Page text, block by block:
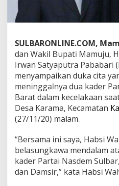
D
u
k
C
i
t
a
M
e
n
d
a
m
SULBARONLINE.COM,
dan Wakil Bupati Mamuju,
Irwan Satyaputra Pababari (
menyampaikan duka cita
meninggalnya dua kader
Barat dalam kecelakaan
Desa Karama, Kecamatan
(27/11/20) malam.
“Bersama ini saya, Habsi
belasungkawa mendalam
kader Partai Nasdem
dan Damsir,” kata Habsi